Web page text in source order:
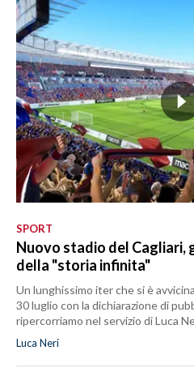
SPORT
Nuovo stadio del Cagliari,
della "storia infinita"
Un lunghissimo iter che si è
30 luglio con la dichiarazione di
ripercorriamo nel servizio di Luca
Luca Neri